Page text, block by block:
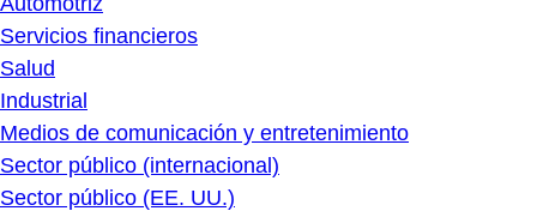
Servicios financieros
Salud
Industrial
Medios de comunicación y entretenimiento
Sector público (internacional)
Sector público (EE. UU.)